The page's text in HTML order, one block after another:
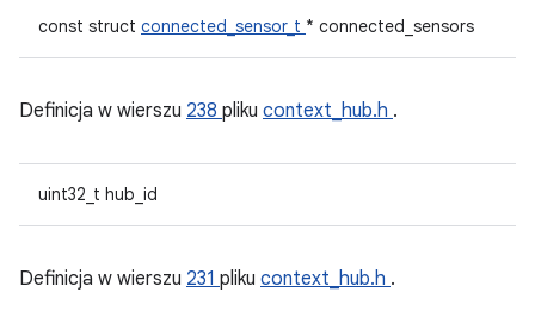
const struct connected_sensor_t * connected_sensors
Definicja w wierszu 238 pliku context_hub.h .
uint32_t hub_id
Definicja w wierszu 231 pliku context_hub.h .